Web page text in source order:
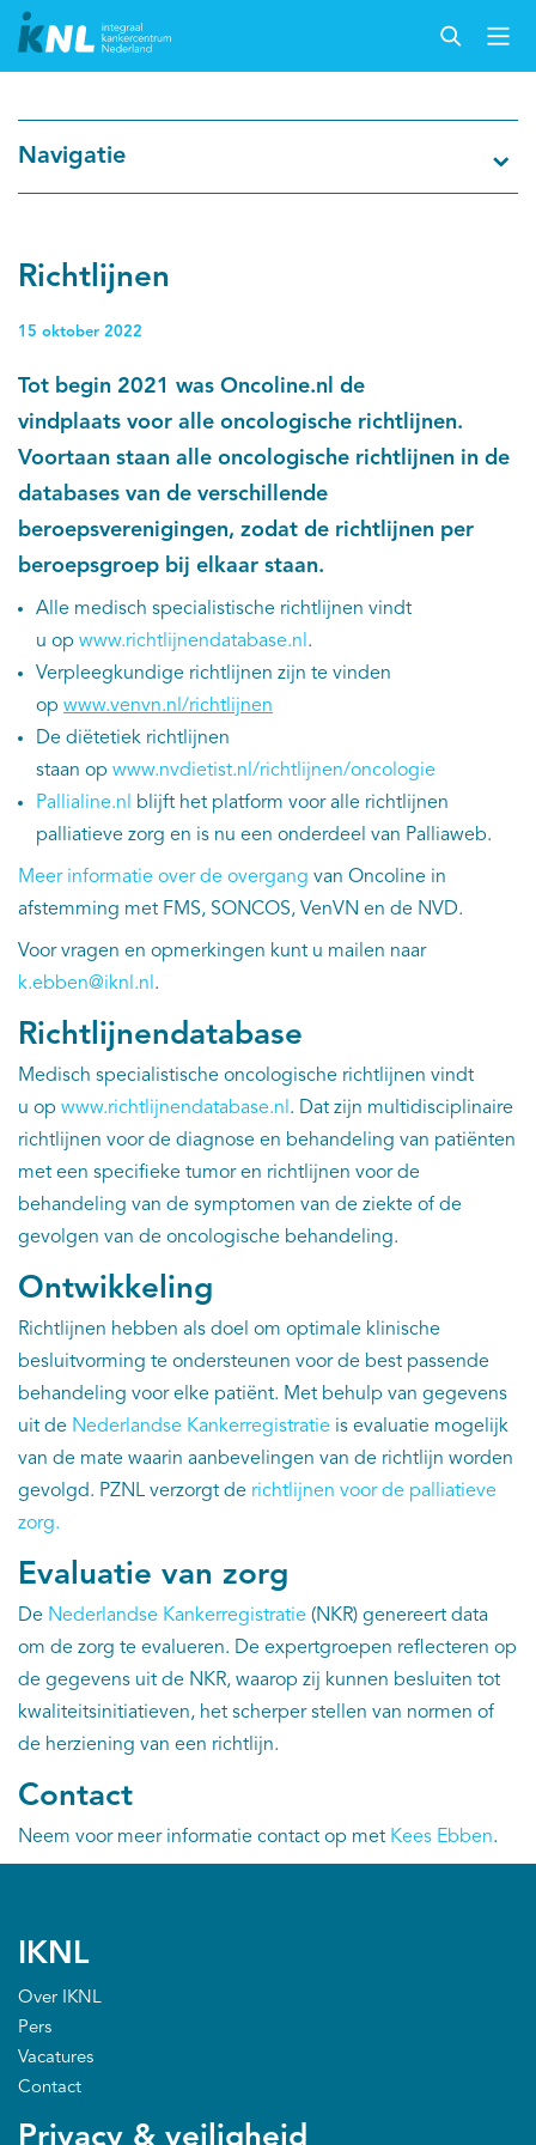
Cijfers over kanker
Thema's
Over IKNL
Kanker & leven
Palliatieve zorg
IKNL and the NCR
Dure geneesmiddelen
Itemsets
Nieuws
Projecten
Trials
Webshop
EN
Navigatie
Richtlijnen
15 oktober 2022
Tot begin 2021 was Oncoline.nl de
vindplaats voor alle oncologische richtlijnen.
Voortaan staan alle oncologische richtlijnen in de
databases van de verschillende
beroepsverenigingen, zodat de richtlijnen per
beroepsgroep bij elkaar staan.
Alle medisch specialistische richtlijnen vindt
u op www.richtlijnendatabase.nl .
Verpleegkundige richtlijnen zijn te vinden
op www.venvn.nl/richtlijnen
De diëtetiek richtlijnen
staan op www.nvdietist.nl/richtlijnen/oncologie
Pallialine.nl
blijft het platform voor alle richtlijnen
palliatieve zorg en is nu een onderdeel van Palliaweb.
Meer informatie over de overgang van Oncoline in
afstemming met FMS, SONCOS, VenVN en de NVD.
Voor vragen en opmerkingen kunt u mailen naar
k.ebben@iknl.nl .
Richtlijnendatabase
Medisch specialistische oncologische richtlijnen vindt
u op www.richtlijnendatabase.nl . Dat zijn multidisciplinaire
richtlijnen voor de diagnose en behandeling van patiënten
met een specifieke tumor en richtlijnen voor de
behandeling van de symptomen van de ziekte of de
gevolgen van de oncologische behandeling.
Ontwikkeling
Richtlijnen hebben als doel om optimale klinische
besluitvorming te ondersteunen voor de best passende
behandeling voor elke patiënt. Met behulp van gegevens
uit de Nederlandse Kankerregistratie is evaluatie mogelijk
van de mate waarin aanbevelingen van de richtlijn worden
gevolgd. PZNL verzorgt de richtlijnen voor de palliatieve
zorg.
Evaluatie van zorg
De Nederlandse Kankerregistratie (NKR) genereert data
om de zorg te evalueren. De expertgroepen reflecteren op
de gegevens uit de NKR, waarop zij kunnen besluiten tot
kwaliteitsinitiatieven, het scherper stellen van normen of
de herziening van een richtlijn.
Contact
Neem voor meer informatie contact op met Kees Ebben.
IKNL
Over IKNL
Pers
Vacatures
Contact
Privacy & veiligheid